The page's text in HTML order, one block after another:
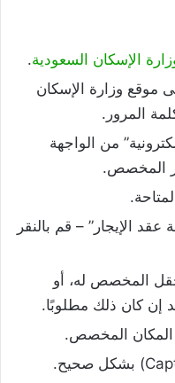
الإسكان السعودية.
وزارة الإسكان
المرور.
من الواجهة
المخصص.
الإيجار” – قم بالنقر
المخصص له، أو
إن كان ذلك مطلوبًا.
المكان المخصص.